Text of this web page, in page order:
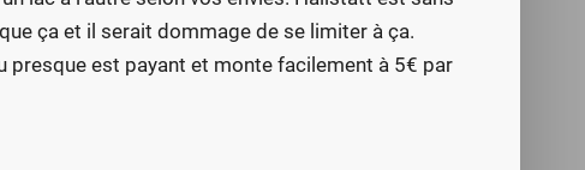
ça et il serait dommage de se limiter à ça.
est payant et monte facilement à 5€ par